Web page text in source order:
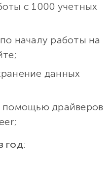
с 1000 учетных
началу работы на
данных
помощью драйверов
год: